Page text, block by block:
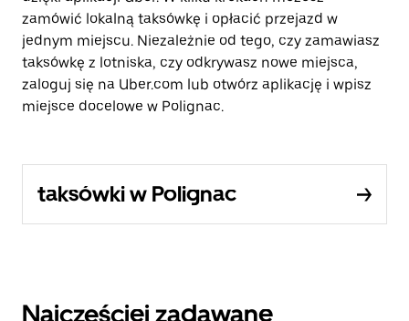
zamówić lokalną taksówkę i opłacić przejazd w
jednym miejscu. Niezależnie od tego, czy zamawiasz
taksówkę z lotniska, czy odkrywasz nowe miejsca,
zaloguj się na Uber.com lub otwórz aplikację i wpisz
miejsce docelowe w Polignac.
taksówki w Polignac
Najczęściej zadawane